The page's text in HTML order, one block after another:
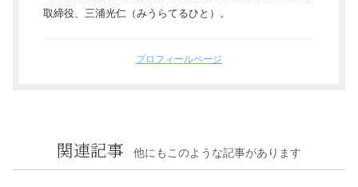
取締役、三浦光仁（みうらてるひと）。
プロフィールページ
関連記事 他にもこのような記事があります